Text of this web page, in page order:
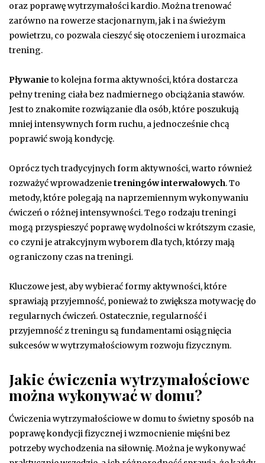
oraz poprawę wytrzymałości kardio. Można trenować
zarówno na rowerze stacjonarnym, jak i na świeżym
powietrzu, co pozwala cieszyć się otoczeniem i urozmaica
trening.
Pływanie to kolejna forma aktywności, która dostarcza
pełny trening ciała bez nadmiernego obciążania stawów.
Jest to znakomite rozwiązanie dla osób, które poszukują
mniej intensywnych form ruchu, a jednocześnie chcą
poprawić swoją kondycję.
Oprócz tych tradycyjnych form aktywności, warto również
rozważyć wprowadzenietreningów interwałowych. To
metody, które polegają na naprzemiennym wykonywaniu
ćwiczeń o różnej intensywności. Tego rodzaju treningi
mogą przyspieszyć poprawę wydolności w krótszym czasie,
co czyni je atrakcyjnym wyborem dla tych, którzy mają
ograniczony czas na treningi.
Kluczowe jest, aby wybierać formy aktywności, które
sprawiają przyjemność, ponieważ to zwiększa motywację do
regularnych ćwiczeń. Ostatecznie, regularność i
przyjemność z treningu są fundamentami osiągnięcia
sukcesów w wytrzymałościowym rozwoju fizycznym.
Jakie ćwiczenia wytrzymałościowe
można wykonywać w domu?
Ćwiczenia wytrzymałościowe w domu to świetny sposób na
poprawę kondycji fizycznej i wzmocnienie mięśni bez
potrzeby wychodzenia na siłownię. Można je wykonywać